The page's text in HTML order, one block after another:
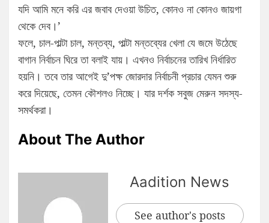
যদি আমি মনে করি এর জবাব দেওয়া উচিত, কোনও না কোনও জায়গা
থেকে দেব।’
ফলে, চাল-পাল্টা চাল, মন্তব্য, পাল্টা মন্তব্যের খেলা যে জমে উঠেছে
বাগান নির্বাচন ঘিরে তা বলাই যায়। এখনও নির্বাচনের তারিখ নির্ধারিত
হয়নি। তবে তার আগেই দু’পক্ষ জোরদার নির্বাচনী প্রচার যেমন শুরু
করে দিয়েছে, তেমন কৌশলও নিচ্ছে। যার দর্শক সবুজ মেরুন সদস্য-
সমর্থকরা।
About The Author
Aadition News
See author's posts